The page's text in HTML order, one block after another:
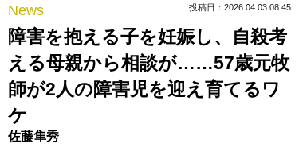
News 投稿日：2026.04.03 08:45
障害を抱える子を妊娠し、自殺考
える母親から相談が……57歳元牧
師が2人の障害児を迎え育てるワ
ケ
佐藤隼秀